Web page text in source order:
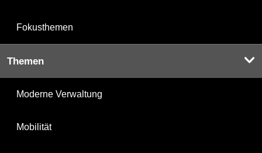
Fokusthemen
Themen
Moderne Verwaltung
Mobilität